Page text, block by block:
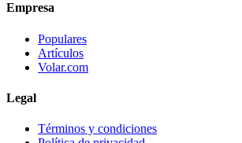
Empresa
Populares
Artículos
Volar.com
Legal
Términos y condiciones